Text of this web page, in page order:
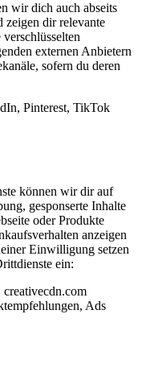
wir dich auch abseits
zeigen dir relevante
externen Anbietern
sofern du deren
Pinterest, TikTok
können wir dir auf
gesponserte Inhalte
oder Produkte
anzeigen
Einwilligung setzen
ein:
Ads